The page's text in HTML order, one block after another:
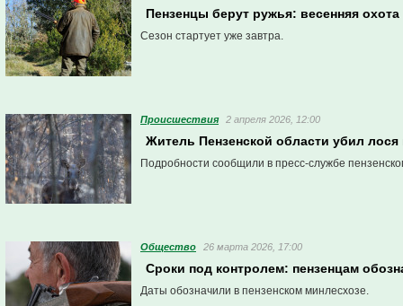
Пензенцы берут ружья: весенняя
Сезон стартует уже завтра.
Проиcшествия 2 апреля 2026, 12:00
Житель Пензенской области убил лося
Подробности сообщили в пресс-службе
Общество 26 марта 2026, 17:00
Сроки под контролем: пензенцам
Даты обозначили в пензенском минлесхозе.